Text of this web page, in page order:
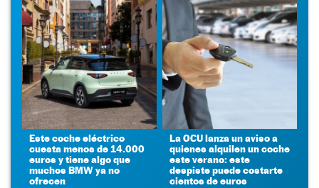
Este coche eléctrico
cuesta menos de 14.000
euros y tiene algo que
muchos BMW ya no
ofrecen
La OCU lanza un aviso a
quienes alquilen un coche
este verano: este
despiste puede costarte
cientos de euros